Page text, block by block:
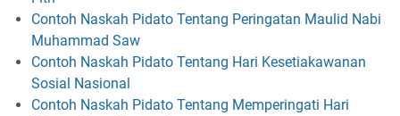
Contoh Naskah Pidato Tentang Peringatan Maulid Nabi
Muhammad Saw
Contoh Naskah Pidato Tentang Hari Kesetiakawanan
Sosial Nasional
Contoh Naskah Pidato Tentang Memperingati Hari